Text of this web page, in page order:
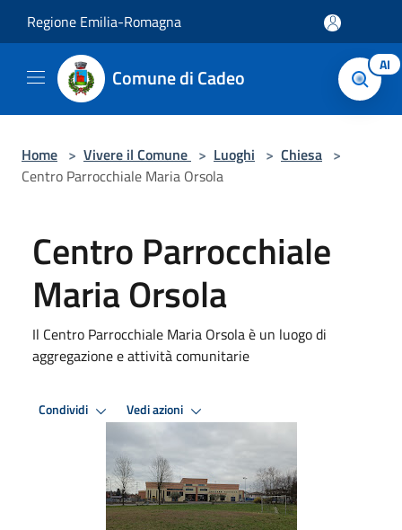
Regione Emilia-Romagna
Comune di Cadeo AI
Home > Vivere il Comune > Luoghi > Chiesa >
Centro Parrocchiale Maria Orsola
Centro Parrocchiale
Maria Orsola
Il Centro Parrocchiale Maria Orsola è un luogo di
aggregazione e attività comunitarie
Condividi Vedi azioni